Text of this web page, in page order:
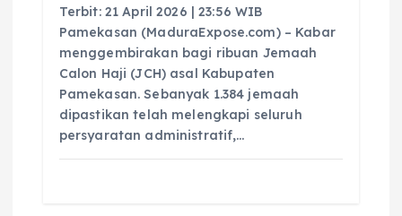
Terbit: 21 April 2026 | 23:56 WIB
Pamekasan (MaduraExpose.com) – Kabar
menggembirakan bagi ribuan Jemaah
Calon Haji (JCH) asal Kabupaten
Pamekasan. Sebanyak 1.384 jemaah
dipastikan telah melengkapi seluruh
persyaratan administratif,…